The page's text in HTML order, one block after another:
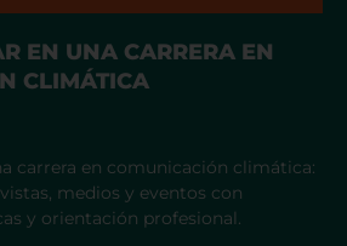
EN UNA CARRERA EN
CLIMÁTICA
carrera en comunicación climática:
medios y eventos con
y orientación profesional.